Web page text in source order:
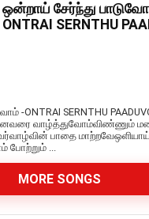
ஒன்றாய் சேர்ந்து
ONTRAI SERNTHU
-ONTRAI SERNTHU
வாழ்த்துவோம்விண்ணும்
பாதை மாற்றவேஒளியாய்
போற்றும் ...
MORE SONGS